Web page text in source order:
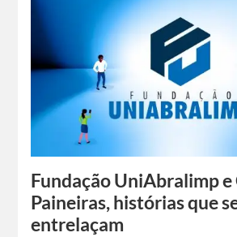
Fundação UniAbralimp
Paineiras, histórias que
entrelaçam